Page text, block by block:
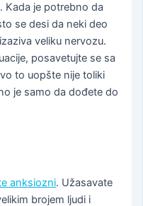
Kada je potrebno da
se desi da neki deo
veliku nervozu.
posavetujte se sa
to uopšte nije toliki
je samo da dođete do
anksiozni. Užasavate
brojem ljudi i